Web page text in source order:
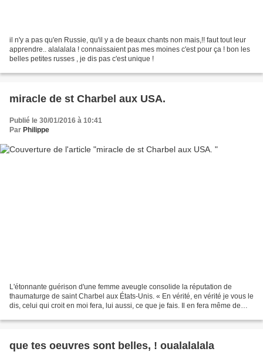
il n'y a pas qu'en Russie, qu'il y a de beaux chants non mais,!! faut tout leur
apprendre.. alalalala ! connaissaient pas mes moines c'est pour ça ! bon les
belles petites russes , je dis pas c'est unique !
miracle de st Charbel aux USA.
Publié le 30/01/2016 à 10:41
Par Philippe
L'étonnante guérison d'une femme aveugle consolide la réputation de
thaumaturge de saint Charbel aux États-Unis. « En vérité, en vérité je vous le
dis, celui qui croit en moi fera, lui aussi, ce que je fais. Il en fera même de
que tes oeuvres sont belles, ! oualalalala